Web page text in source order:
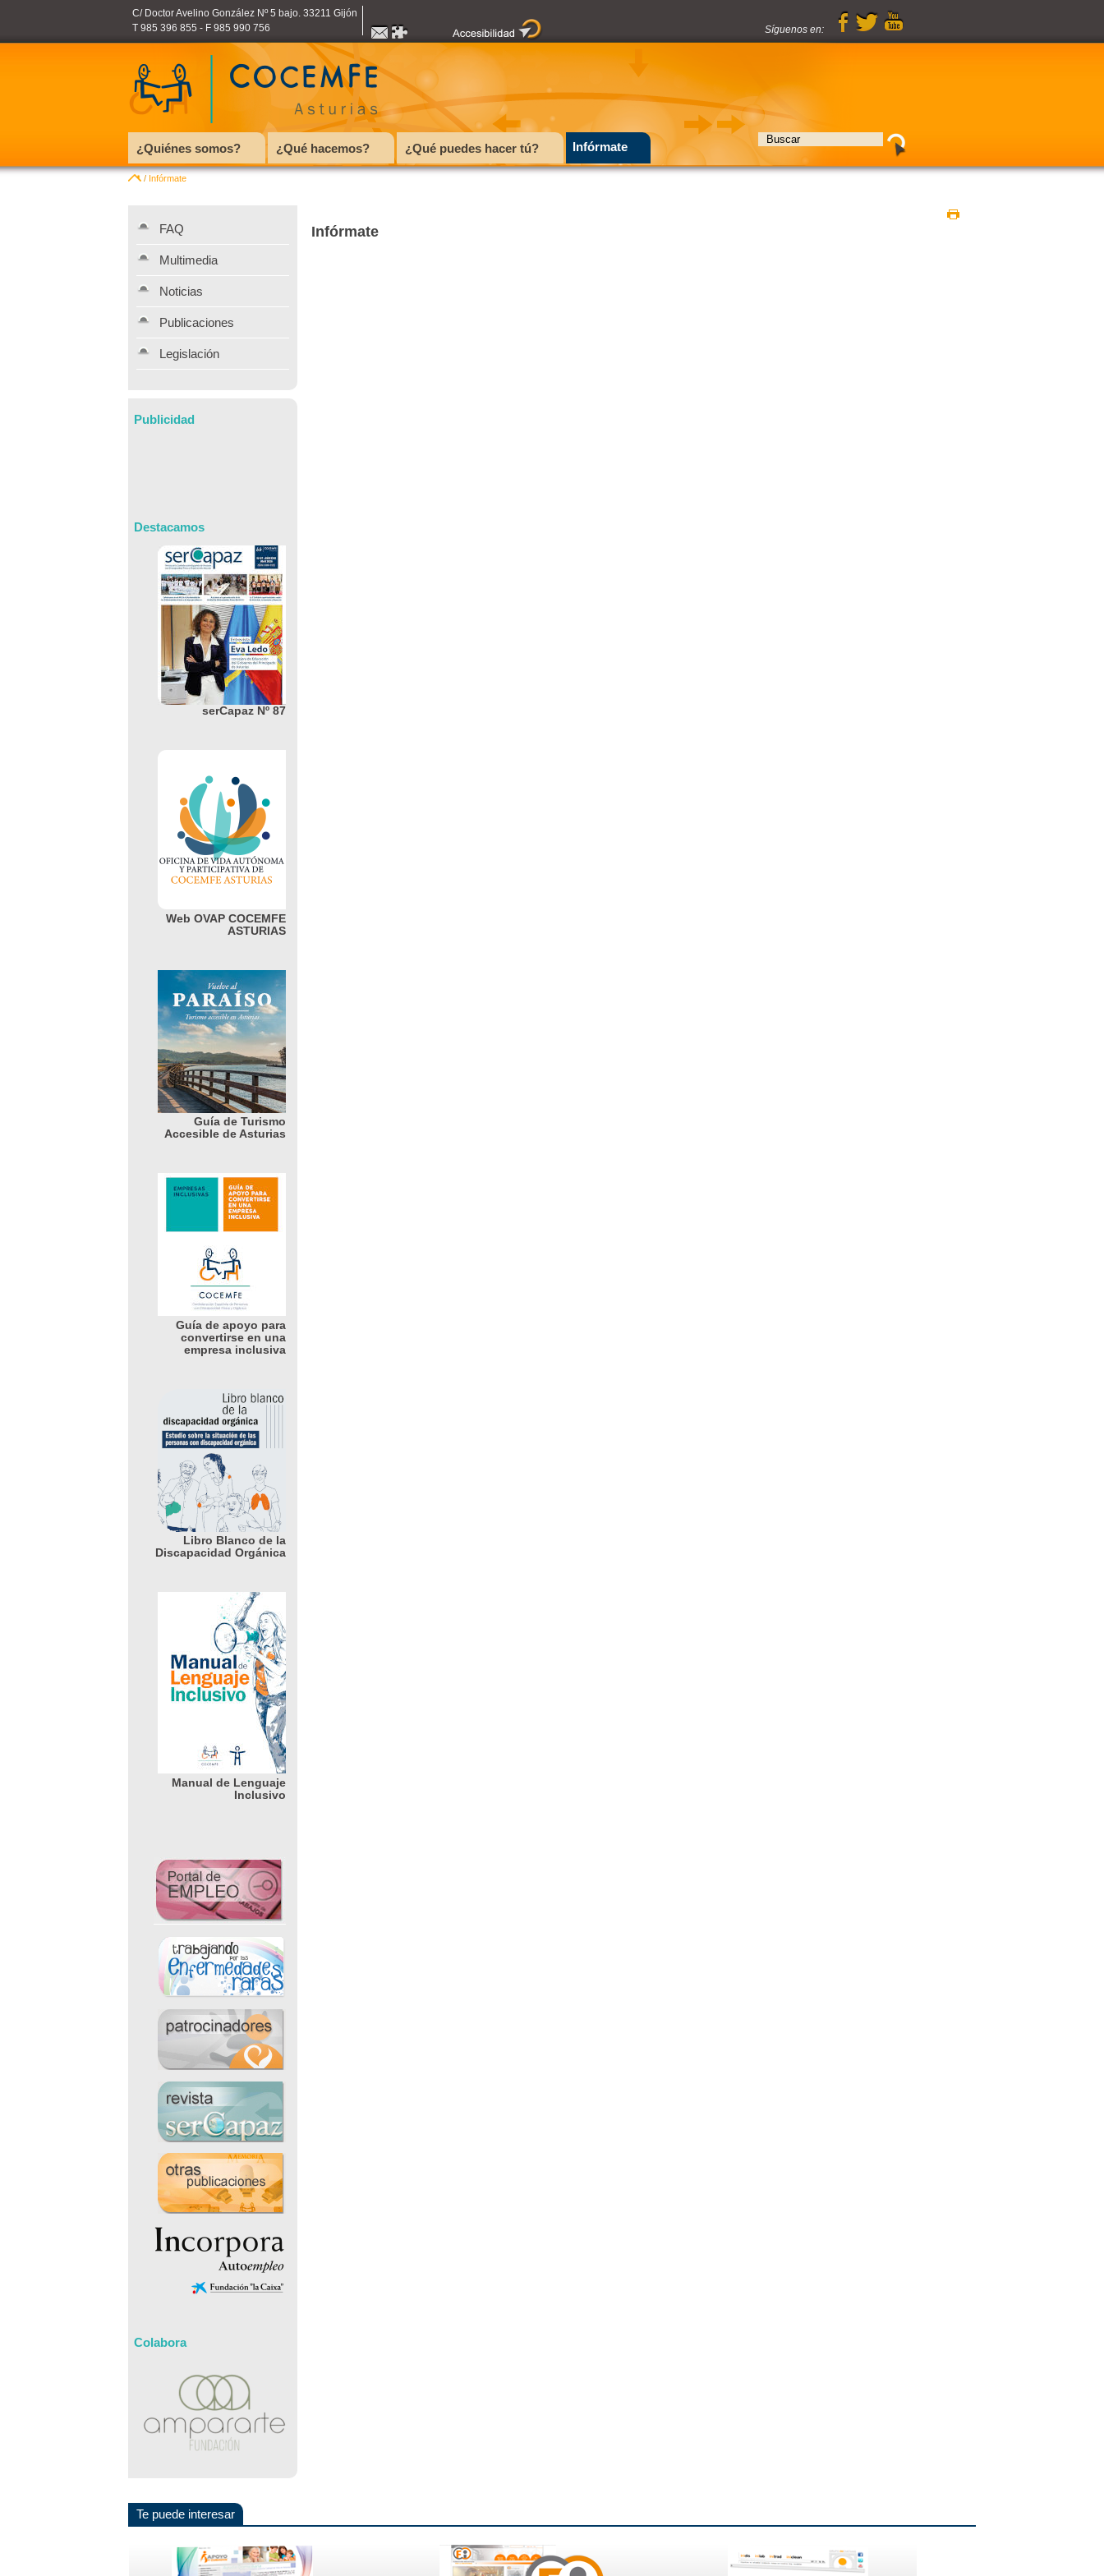
C/ Doctor Avelino González Nº 5 bajo. 33211 Gijón
T 985 396 855 - F 985 990 756
Síguenos en:
¿Quiénes somos? ¿Qué hacemos? ¿Qué puedes hacer tú? Infórmate
/ Infórmate
FAQ
Multimedia
Noticias
Publicaciones
Legislación
Publicidad
Destacamos
serCapaz Nº 87
Web OVAP COCEMFE
ASTURIAS
Guía de Turismo
Accesible de Asturias
Guía de apoyo para
convertirse en una
empresa inclusiva
Libro Blanco de la
Discapacidad Orgánica
Manual de Lenguaje
Inclusivo
Colabora
Infórmate
Te puede interesar